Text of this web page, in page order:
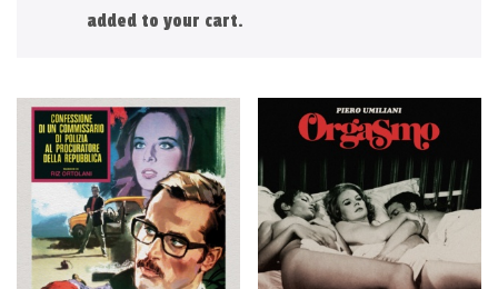
g
a
i
added to your cart.